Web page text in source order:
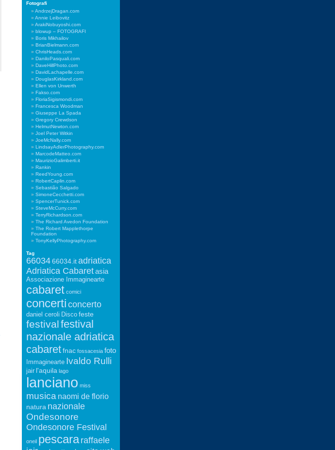
Fotografi
AndrzejDragan.com
Annie Leibovitz
ArakiNobuyoshi.com
blowup – FOTOGRAFI
Boris Mikhailov
BrianBielmann.com
ChrisHeads.com
DaniloPasquali.com
DaveHillPhoto.com
DavidLachapelle.com
DouglasKirkland.com
Ellen von Unwerth
Fakso.com
FloriaSigismondi.com
Francesca Woodman
Giuseppe La Spada
Gregory Crewdson
HelmutNewton.com
Joel Peter Witkin
JoeMcNally.com
LindsayAdlerPhotography.com
MarcodeMatteo.com
MaurizioGalimberti.it
Rankin
ReedYoung.com
RobertCaplin.com
Sebastião Salgado
SimoneCecchetti.com
SpencerTunick.com
SteveMcCurry.com
TerryRichardson.com
The Richard Avedon Foundation
The Robert Mapplethorpe
Foundation
TonyKellyPhotography.com
Tag
66034 66034.it adriatica
Adriatica Cabaret asia
Associazione Immaginearte
cabaret comici
concerti concerto
daniel ceroli Disco feste
festivalfestival
nazionale adriatica
cabaret fnac fossacesia foto
Immaginearte Ivaldo Rulli
jair l'aquila lago
lanciano miss
musica naomi de florio
natura nazionale
Ondesonore
Ondesonore Festival
oneil pescara raffaele